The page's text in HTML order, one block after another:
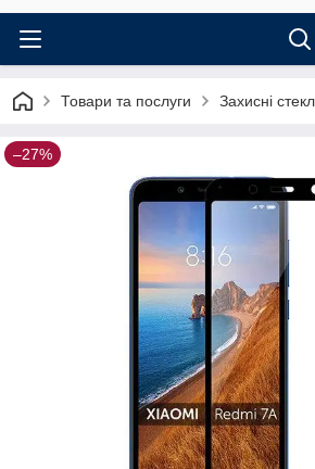
Товари та послуги Захисні
–27%